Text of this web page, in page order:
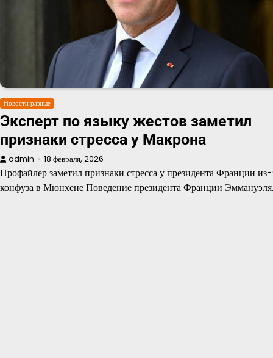
Новости разные
Эксперт по языку жестов заметил
признаки стресса у Макрона
admin 18 февраля, 2026
Профайлер заметил признаки стресса у президента Франции из-
конфуза в Мюнхене Поведение президента Франции